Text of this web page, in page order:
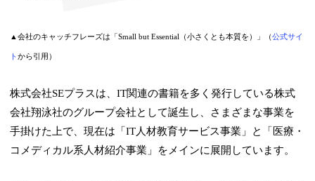
▲会社のキャッチフレーズは「Small but Essential（小さくとも本質を）」（公式サイ
トから引用）
株式会社SEプラスは、IT関連の書籍を多く発行している株式
会社翔泳社のグループ会社として誕生し、さまざまな事業を
手掛けた上で、現在は「IT人材教育サービス事業」と「医療・
コメディカル系人材紹介事業」をメインに展開しています。